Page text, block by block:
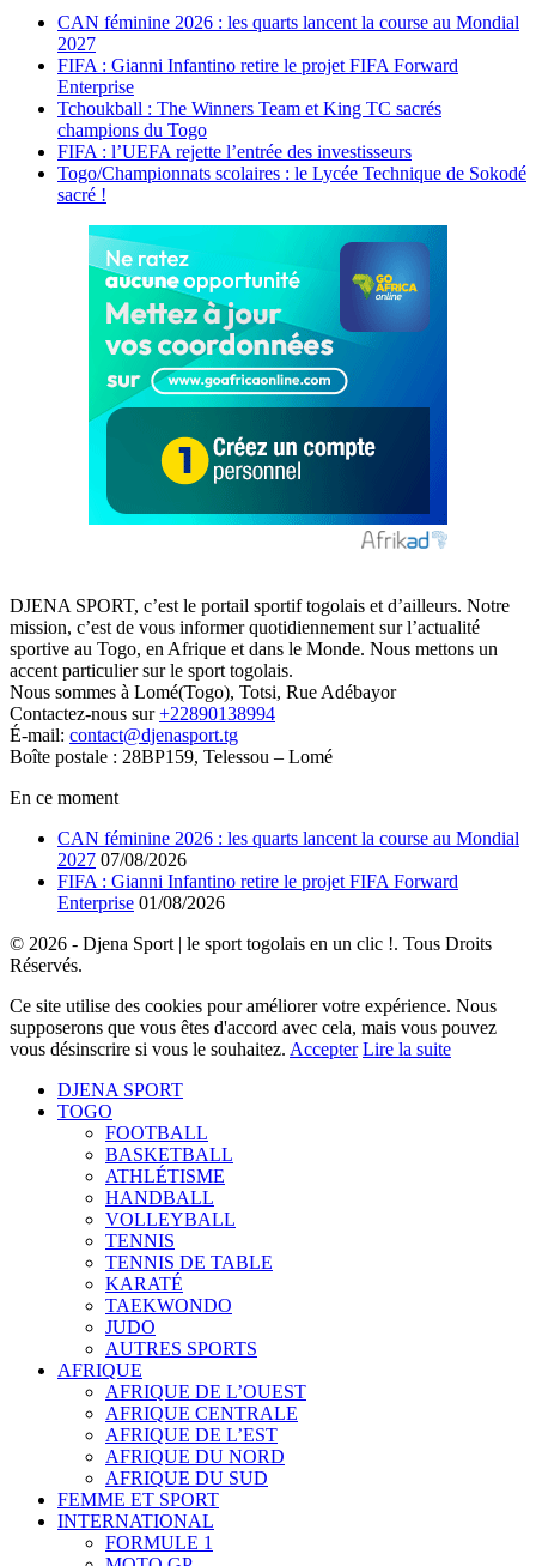
CAN féminine 2026 : les quarts lancent la course au Mondial
2027
FIFA : Gianni Infantino retire le projet FIFA Forward
Enterprise
Tchoukball : The Winners Team et King TC sacrés
champions du Togo
FIFA : l’UEFA rejette l’entrée des investisseurs
Togo/Championnats scolaires : le Lycée Technique de Sokodé
sacré !
DJENA SPORT, c’est le portail sportif togolais et d’ailleurs. Notre
mission, c’est de vous informer quotidiennement sur l’actualité
sportive au Togo, en Afrique et dans le Monde. Nous mettons un
accent particulier sur le sport togolais.
Nous sommes à Lomé(Togo), Totsi, Rue Adébayor
Contactez-nous sur+22890138994
É-mail: contact@djenasport.tg
Boîte postale : 28BP159, Telessou – Lomé
En ce moment
CAN féminine 2026 : les quarts lancent la course au Mondial
2027 07/08/2026
FIFA : Gianni Infantino retire le projet FIFA Forward
Enterprise 01/08/2026
© 2026 - Djena Sport | le sport togolais en un clic !. Tous Droits
Réservés.
Ce site utilise des cookies pour améliorer votre expérience. Nous
supposerons que vous êtes d'accord avec cela, mais vous pouvez
vous désinscrire si vous le souhaitez. Accepter Lire la suite
DJENA SPORT
TOGO
FOOTBALL
BASKETBALL
ATHLÉTISME
HANDBALL
VOLLEYBALL
TENNIS
TENNIS DE TABLE
KARATÉ
TAEKWONDO
JUDO
AUTRES SPORTS
AFRIQUE
AFRIQUE DE L’OUEST
AFRIQUE CENTRALE
AFRIQUE DE L’EST
AFRIQUE DU NORD
AFRIQUE DU SUD
FEMME ET SPORT
INTERNATIONAL
FORMULE 1